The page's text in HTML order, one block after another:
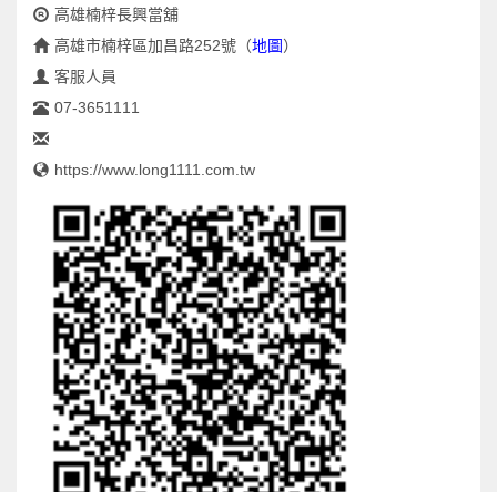
高雄楠梓長興當舖
高雄市楠梓區加昌路252號 （地圖）
客服人員
07-3651111
https://www.long1111.com.tw